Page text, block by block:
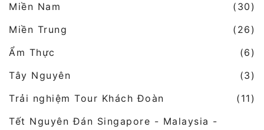
Miền Nam
(30)
Miền Trung
(26)
Ẩm Thực
(6)
Tây Nguyên
(3)
Trải nghiệm Tour Khách Đoàn
(11)
Tết Nguyên Đán Singapore - Malaysia -